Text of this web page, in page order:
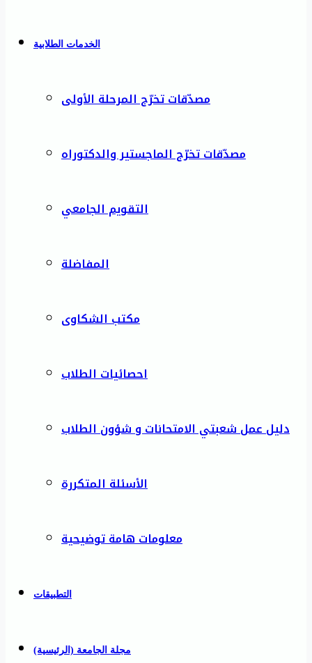
الخدمات الطلابية
مصدّقات تخرّج المرحلة الأولى
مصدّقات تخرّج الماجستير والدكتوراه
التقويم الجامعي
المفاضلة
مكتب الشكاوى
احصائيات الطلاب
دليل عمل شعبتي الامتحانات و شؤون الطلاب
الأسئلة المتكررة
معلومات هامة توضيحية
التطبيقات
مجلة الجامعة (الرئيسية)